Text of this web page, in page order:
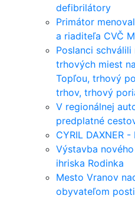
defibrilátory
Primátor
a riaditeľa CVČ
Poslanci
trhových miest
Topľou, trhový
trhov, trhový
V regionálnej
predplatné
CYRIL DAXNER -
Výstavba
ihriska Rodinka
Mesto Vranov
obyvateľom